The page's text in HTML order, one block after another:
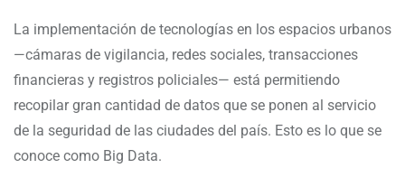
La implementación de tecnologías en los espacios urbanos
—cámaras de vigilancia, redes sociales, transacciones
financieras y registros policiales— está permitiendo
recopilar gran cantidad de datos que se ponen al servicio
de la seguridad de las ciudades del país. Esto es lo que se
conoce como Big Data.